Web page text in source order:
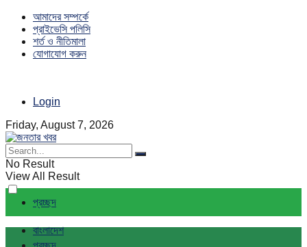
আমাদের সম্পর্কে
প্রাইভেসি পলিসি
শর্ত ও নীতিমালা
যোগাযোগ করুন
Login
Friday, August 7, 2026
No Result
View All Result
প্রচ্ছদ
বাংলাদেশ